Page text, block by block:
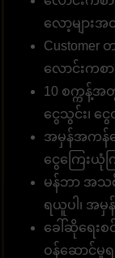
လော့များ
Customer
လောင်းကစ
10 စက္ကန့်အ
ငွေသွင်း၊
အမှန်အကန်ငွေ
ငွေကြေးယုံက
မန်ဘာ အသ
ရယူပါ၊ အ
ခေါ်ဆိုရေး
ဝန်ဆောင်မှု